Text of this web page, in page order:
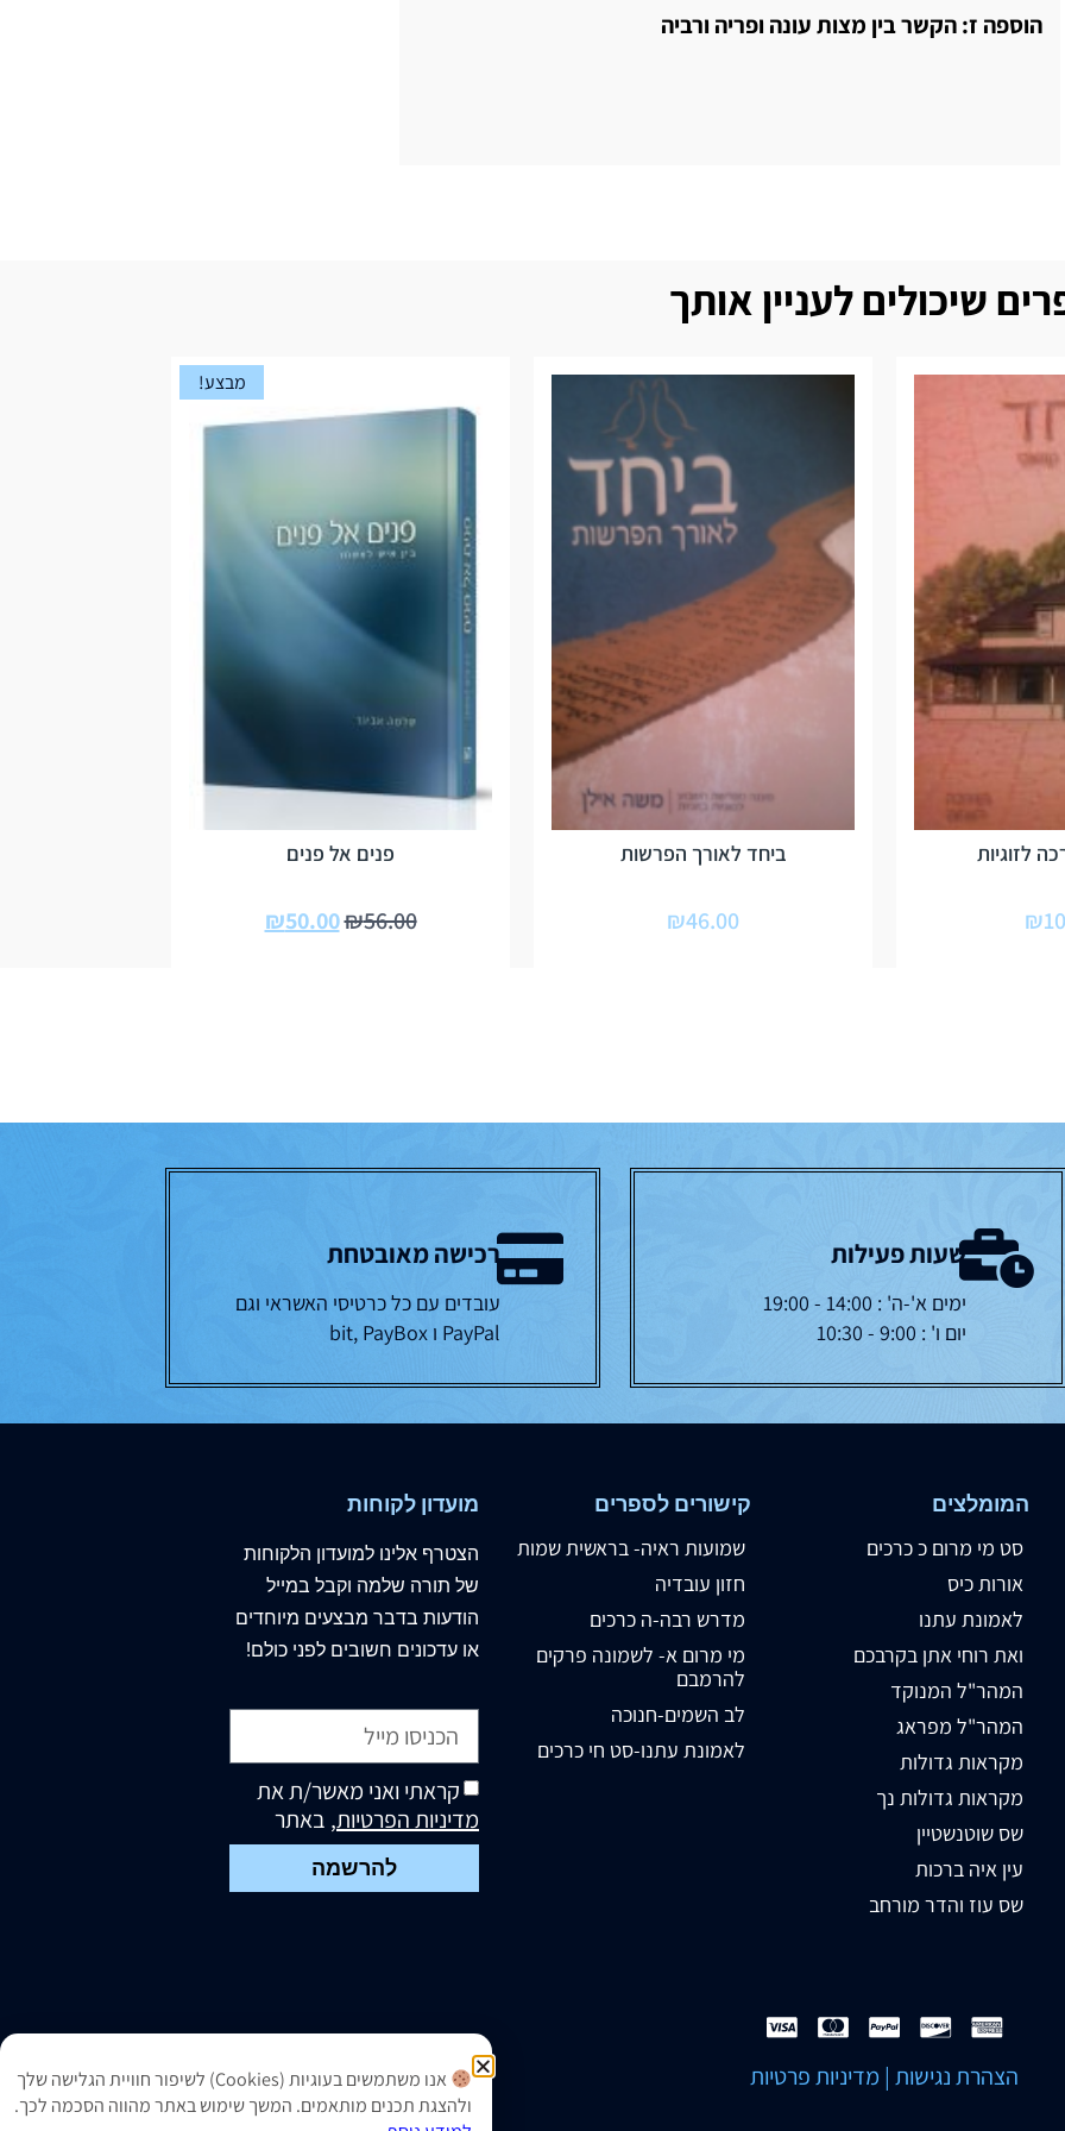
הוספה ז: הקשר בין מצות עונה ופריה ורביה
שיכולים לעניין אותך
לזוגיות
₪
ביחד לאורך הפרשות
₪46.00
מבצע!
פנים אל פנים
₪56.00
₪50.00
שעות פעילות
ימים א'-ה' : 14:00 - 19:00
יום ו' : 9:00 - 10:30
רכישה מאובטחת
עובדים עם כל כרטיסי האשראי וגם
PayPal ו bit, PayBox
המומלצים
סט מי מרום כ כרכים
אורות כיס
לאמונת עתנו
ואת רוחי אתן בקרבכם
המהר"ל המנוקד
המהר"ל מפראג
מקראות גדולות
מקראות גדולות נך
שס שוטנשטיין
עין איה ברכות
שס עוז והדר מורחב
קישורים לספרים
שמועות ראיה- בראשית שמות
חזון עובדיה
מדרש רבה-ה כרכים
מי מרום א- לשמונה פרקים
להרמבם
לב השמים-חנוכה
לאמונת עתנו-סט חי כרכים
מועדון לקוחות
הצטרף אלינו למועדון הלקוחות
של תורה שלמה וקבל במייל
הודעות בדבר מבצעים מיוחדים
או עדכונים חשובים לפני כולם!
קראתי ואני מאשר/ת את
מדיניות הפרטיות, באתר
להרשמה
הצהרת נגישות | מדיניות פרטיות
אנו משתמשים בעוגיות (Cookies) לשיפור חוויית הגלישה שלך
ולהצגת תכנים מותאמים. המשך שימוש באתר מהווה הסכמה לכך.